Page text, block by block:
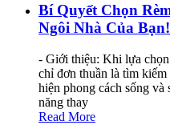
Bí Quyết Chọn
Ngôi Nhà Của Bạn!
- Giới thiệu: Khi lựa
chỉ đơn thuần là tìm
hiện phong cách sống và
năng thay
Read More